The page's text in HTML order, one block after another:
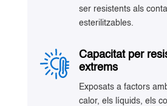
ser resistents als
esterilitzables.
Capacitat per
extrems
Exposats a factors
calor, els líquids, els